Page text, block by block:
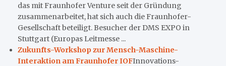
das mit Fraunhofer Venture seit der Gründung
zusammenarbeitet, hat sich auch die Fraunhofer-
Gesellschaft beteiligt. Besucher der DMS EXPO in
Stuttgart (Europas Leitmesse ...
Zukunfts-Workshop zur Mensch-Maschine-
Interaktion am Fraunhofer IOFInnovations-